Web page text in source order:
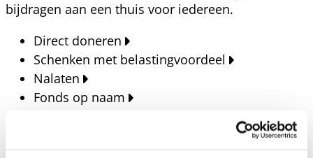
bijdragen aan een thuis voor iedereen.
Direct doneren
Schenken met belastingvoordeel
Nalaten
Fonds op naam